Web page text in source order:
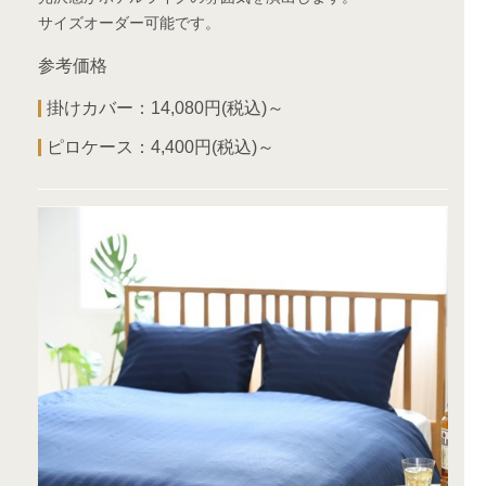
サイズオーダー可能です。
参考価格
掛けカバー：14,080円(税込)～
ピロケース：4,400円(税込)～